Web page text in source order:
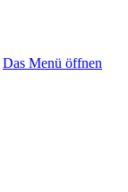
Das Menü öffnen